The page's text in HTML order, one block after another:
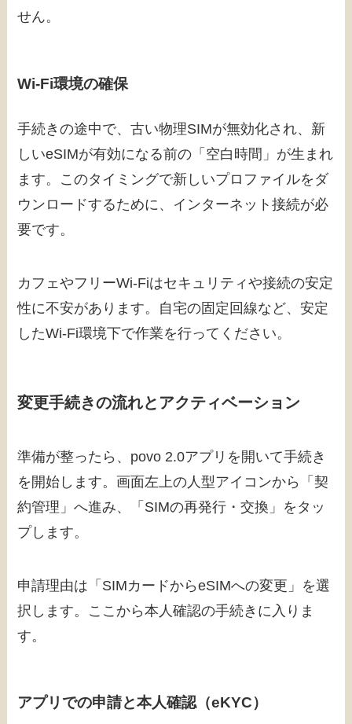
せん。
Wi-Fi環境の確保
手続きの途中で、古い物理SIMが無効化され、新
しいeSIMが有効になる前の「空白時間」が生まれ
ます。このタイミングで新しいプロファイルをダ
ウンロードするために、インターネット接続が必
要です。
カフェやフリーWi-Fiはセキュリティや接続の安定
性に不安があります。自宅の固定回線など、安定
したWi-Fi環境下で作業を行ってください。
変更手続きの流れとアクティベーション
準備が整ったら、povo 2.0アプリを開いて手続き
を開始します。画面左上の人型アイコンから「契
約管理」へ進み、「SIMの再発行・交換」をタッ
プします。
申請理由は「SIMカードからeSIMへの変更」を選
択します。ここから本人確認の手続きに入りま
す。
アプリでの申請と本人確認（eKYC）